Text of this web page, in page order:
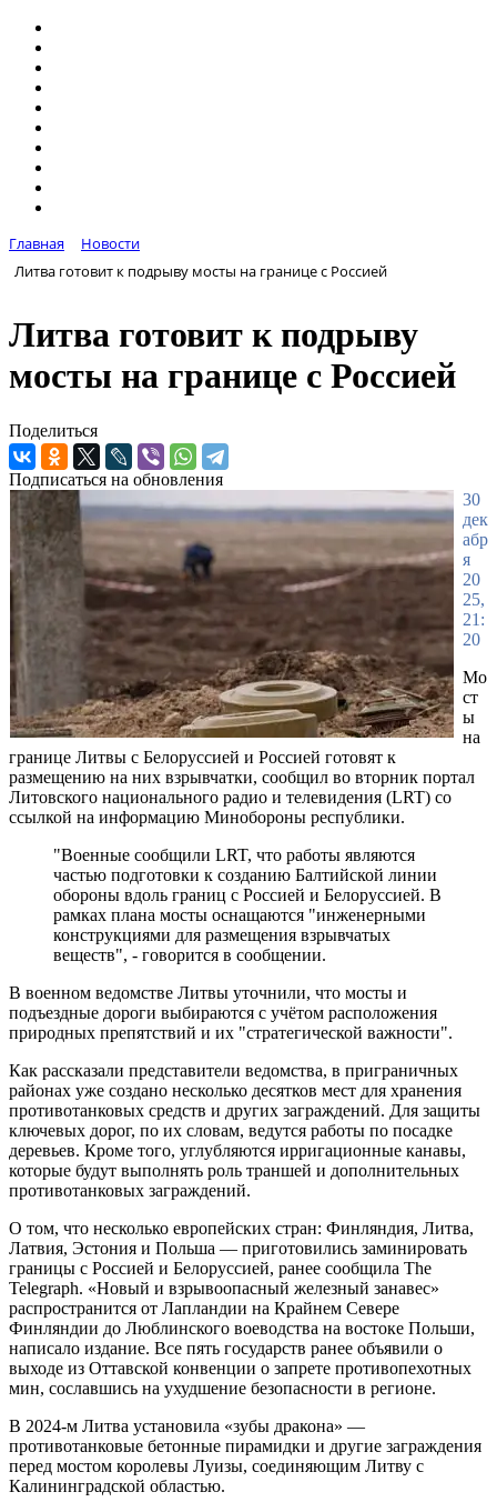
Главная
Новости
Литва готовит к подрыву мосты на границе с Россией
Литва готовит к подрыву
мосты на границе с Россией
Поделиться
Подписаться на обновления
30
дек
абр
я
20
25,
21:
20
Мо
ст
ы
на
границе Литвы с Белоруссией и Россией готовят к
размещению на них взрывчатки, сообщил во вторник портал
Литовского национального радио и телевидения (LRT) со
ссылкой на информацию Минобороны республики.
"Военные сообщили LRT, что работы являются
частью подготовки к созданию Балтийской линии
обороны вдоль границ с Россией и Белоруссией. В
рамках плана мосты оснащаются "инженерными
конструкциями для размещения взрывчатых
веществ", - говорится в сообщении.
В военном ведомстве Литвы уточнили, что мосты и
подъездные дороги выбираются с учётом расположения
природных препятствий и их "стратегической важности".
Как рассказали представители ведомства, в приграничных
районах уже создано несколько десятков мест для хранения
противотанковых средств и других заграждений. Для защиты
ключевых дорог, по их словам, ведутся работы по посадке
деревьев. Кроме того, углубляются ирригационные канавы,
которые будут выполнять роль траншей и дополнительных
противотанковых заграждений.
О том, что несколько европейских стран: Финляндия, Литва,
Латвия, Эстония и Польша — приготовились заминировать
границы с Россией и Белоруссией, ранее сообщила The
Telegraph. «Новый и взрывоопасный железный занавес»
распространится от Лапландии на Крайнем Севере
Финляндии до Люблинского воеводства на востоке Польши,
написало издание. Все пять государств ранее объявили о
выходе из Оттавской конвенции о запрете противопехотных
мин, сославшись на ухудшение безопасности в регионе.
В 2024-м Литва установила «зубы дракона» —
противотанковые бетонные пирамидки и другие заграждения
перед мостом королевы Луизы, соединяющим Литву с
Калининградской областью.